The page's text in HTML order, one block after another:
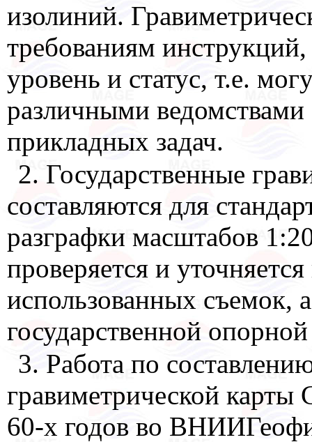
изолиний.
требованиям
уровень и статус, т.е.
различными
прикладных задач.
2. Государственные
составляются для
разграфки масштабов
проверяется и
использованных съемок,
государственной
3. Работа по
гравиметрической карты
60-х годов во